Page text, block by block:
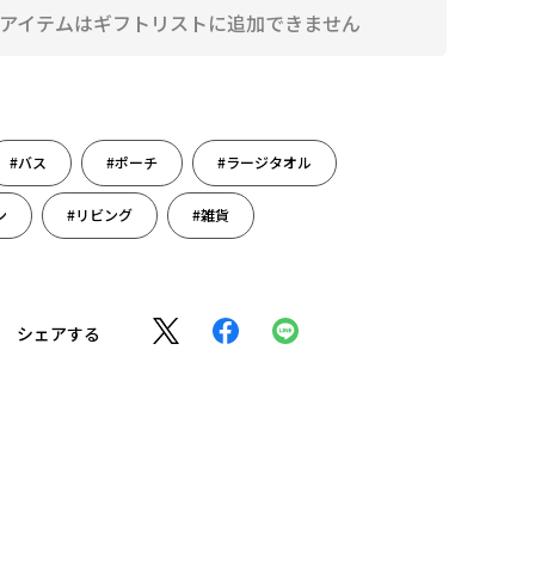
イテムはギフトリストに追加できません
#バス #ポーチ #ラージタオル
#リビング #雑貨
シェアする